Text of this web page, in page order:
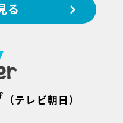
る
（テレビ朝日）